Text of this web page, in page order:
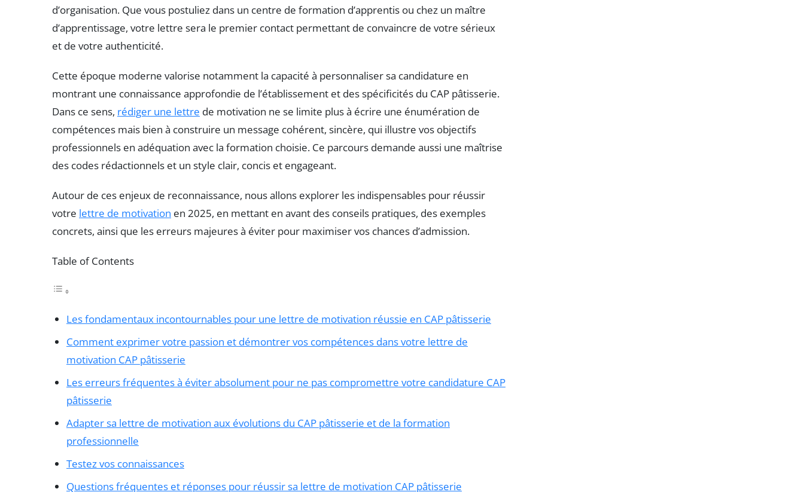
d’organisation. Que vous postuliez dans un centre de formation d’apprentis ou chez un maître
d’apprentissage, votre lettre sera le premier contact permettant de convaincre de votre sérieux
et de votre authenticité.
Cette époque moderne valorise notamment la capacité à personnaliser sa candidature en
montrant une connaissance approfondie de l’établissement et des spécificités du CAP pâtisserie.
Dans ce sens, rédiger une lettre de motivation ne se limite plus à écrire une énumération de
compétences mais bien à construire un message cohérent, sincère, qui illustre vos objectifs
professionnels en adéquation avec la formation choisie. Ce parcours demande aussi une maîtrise
des codes rédactionnels et un style clair, concis et engageant.
Autour de ces enjeux de reconnaissance, nous allons explorer les indispensables pour réussir
votre lettre de motivation en 2025, en mettant en avant des conseils pratiques, des exemples
concrets, ainsi que les erreurs majeures à éviter pour maximiser vos chances d’admission.
Table of Contents
Les fondamentaux incontournables pour une lettre de motivation réussie en CAP pâtisserie
Comment exprimer votre passion et démontrer vos compétences dans votre lettre de
motivation CAP pâtisserie
Les erreurs fréquentes à éviter absolument pour ne pas compromettre votre candidature CAP
pâtisserie
Adapter sa lettre de motivation aux évolutions du CAP pâtisserie et de la formation
professionnelle
Testez vos connaissances
Questions fréquentes et réponses pour réussir sa lettre de motivation CAP pâtisserie